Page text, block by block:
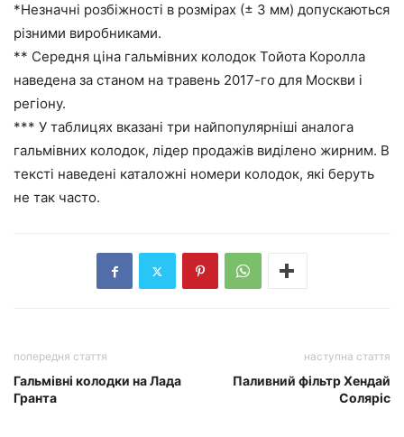
*Незначні розбіжності в розмірах (± 3 мм) допускаються
різними виробниками.
** Середня ціна гальмівних колодок Тойота Королла
наведена за станом на травень 2017-го для Москви і
регіону.
*** У таблицях вказані три найпопулярніші аналога
гальмівних колодок, лідер продажів виділено жирним. В
тексті наведені каталожні номери колодок, які беруть
не так часто.
попередня стаття
Гальмівні колодки на Лада
Гранта
наступна стаття
Паливний фільтр Хендай
Соляріс